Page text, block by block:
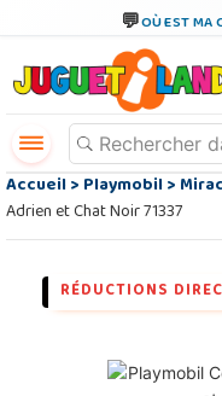
OÙ EST MA
Accueil>Playmobil>
Adrien et Chat Noir 71337
RÉDUCTIONS